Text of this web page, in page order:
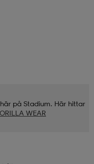
på Stadium. Här hittar
WEAR